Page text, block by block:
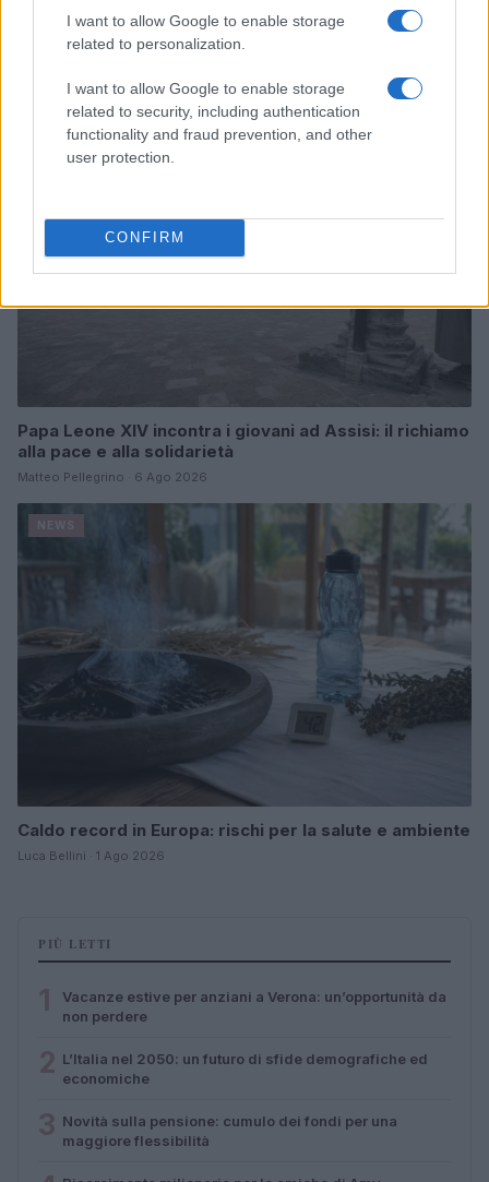
I want to allow Google to enable storage
related to personalization.
I want to allow Google to enable storage
related to security, including authentication
functionality and fraud prevention, and other
user protection.
CONFIRM
Papa Leone a Santa Maria degli Angeli: migliaia di
giovani per il meeting francescano
NEWS
Papa Leone XIV incontra i giovani ad Assisi: il richiamo
alla pace e alla solidarietà
Matteo Pellegrino · 6 Ago 2026
Caldo record in Europa: rischi per la salute e ambiente
Luca Bellini · 1 Ago 2026
PIÙ LETTI
Vacanze estive per anziani a Verona: un’opportunità da
non perdere
L’Italia nel 2050: un futuro di sfide demografiche ed
economiche
Novità sulla pensione: cumulo dei fondi per una
maggiore flessibilità